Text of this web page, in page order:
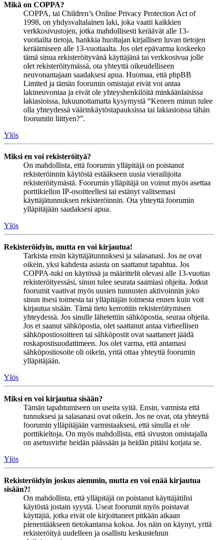
Mikä on COPPA?
COPPA, tai Children’s Online Privacy Protection Act of
1998, on yhdysvaltalainen laki, joka vaatii kaikkien
verkkosivustojen, jotka mahdollisesti keräävät alle 13-
vuotiailta tietoja, hankkia huoltajan kirjallisen luvan tietojen
keräämiseen alle 13-vuotiaalta. Jos olet epävarma koskeeko
tämä sinua rekisteröityvänä käyttäjänä tai verkkosivua jolle
olet rekisteröitymässä, ota yhteyttä oikeudelliseen
neuvonantajaan saadaksesi apua. Huomaa, että phpBB
Limited ja tämän foorumin omistajat eivät voi antaa
lakineuvontaa ja eivät ole yhteyshenkilöitä minkäänlaisissa
lakiasioissa, lukuunottamatta kysymystä “Keneen minun tulee
olla yhteydessä väärinkäytöstapauksissa tai lakiasioissa tähän
foorumiin liittyen?”.
Ylös
Miksi en voi rekisteröityä?
On mahdollista, että foorumin ylläpitäjä on poistanut
rekisteröinnin käytöstä estääkseen uusia vierailijoita
rekisteröitymästä. Foorumin ylläpitäjä on voinut myös asettaa
porttikiellon IP-osoitteellesi tai estänyt valitsemasi
käyttäjätunnuksen rekisteröinnin. Ota yhteyttä foorumin
ylläpitäjään saadaksesi apua.
Ylös
Rekisteröidyin, mutta en voi kirjautua!
Tarkista ensin käyttäjätunnuksesi ja salasanasi. Jos ne ovat
oikein, yksi kahdesta asiasta on saattanut tapahtua. Jos
COPPA-tuki on käytössä ja määrittelit olevasi alle 13-vuotias
rekisteröityessäsi, sinun tulee seurata saamiasi ohjeita. Jotkut
foorumit vaativat myös uusien tunnusten aktivoinnin joko
sinun itsesi toimesta tai ylläpitäjän toimesta ennen kuin voit
kirjautua sisään. Tämä tieto kerrottiin rekisteröitymisen
yhteydessä. Jos sinulle lähetettiin sähköpostia, seuraa ohjeita.
Jos et saanut sähköpostia, olet saattanut antaa virheellisen
sähköpostiosoitteen tai sähköpostit ovat saattaneet jäädä
roskapostisuodattimeen. Jos olet varma, että antamasi
sähköpostiosoite oli oikein, yritä ottaa yhteyttä foorumin
ylläpitäjään.
Ylös
Miksi en voi kirjautua sisään?
Tämän tapahtumiseen on useita syitä. Ensin, varmista että
tunnuksesi ja salasanasi ovat oikein. Jos ne ovat, ota yhteyttä
foorumin ylläpitäjään varmistaaksesi, että sinulla ei ole
porttikieltoja. On myös mahdollista, että sivuston omistajalla
on asetusvirhe heidän päässään ja heidän pitäisi korjata se.
Ylös
Rekisteröidyin joskus aiemmin, mutta en voi enää kirjautua
sisään?!
On mahdollista, että ylläpitäjä on poistanut käyttäjätilisi
käytöstä jostain syystä. Useat foorumit myös poistavat
käyttäjiä, jotka eivät ole kirjoittaneet pitkään aikaan
pienentääkseen tietokantansa kokoa. Jos näin on käynyt, yritä
rekisteröityä uudelleen ja osallistu keskusteluun